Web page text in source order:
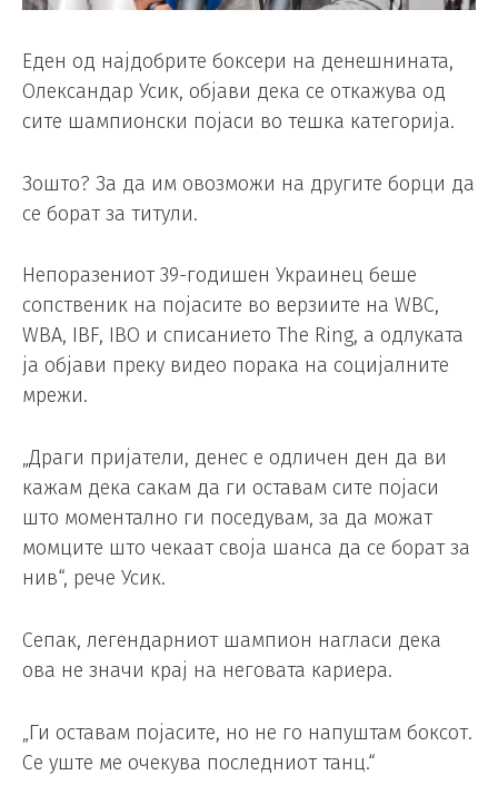
Еден од најдобрите боксери на денешнината,
Олександар Усик, објави дека се откажува од
сите шампионски појаси во тешка категорија.
Зошто? За да им овозможи на другите борци да
се борат за титули.
Непоразениот 39-годишен Украинец беше
сопственик на појасите во верзиите на WBC,
WBA, IBF, IBO и списанието The Ring, а одлуката
ја објави преку видео порака на социјалните
мрежи.
„Драги пријатели, денес е одличен ден да ви
кажам дека сакам да ги оставам сите појаси
што моментално ги поседувам, за да можат
момците што чекаат своја шанса да се борат за
нив“, рече Усик.
Сепак, легендарниот шампион нагласи дека
ова не значи крај на неговата кариера.
„Ги оставам појасите, но не го напуштам боксот.
Се уште ме очекува последниот танц.“